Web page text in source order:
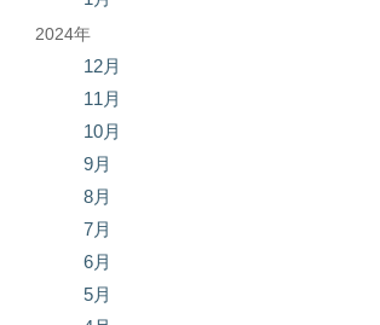
2024年
12月
11月
10月
9月
8月
7月
6月
5月